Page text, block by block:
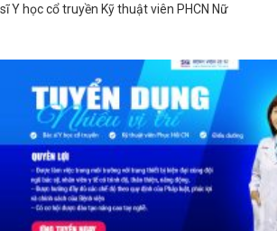
sĩ Y học cổ truyền Kỹ thuật viên PHCN Nữ